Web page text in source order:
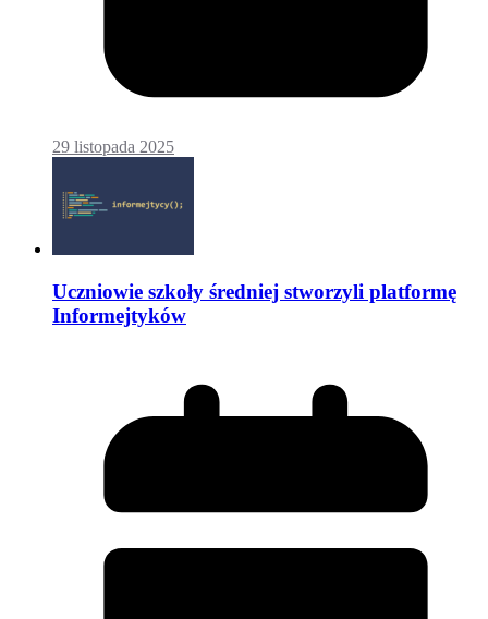
29 listopada 2025
Uczniowie szkoły średniej stworzyli platformę
Informejtyków